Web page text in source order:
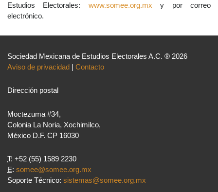
Estudios Electorales: www.somee.org.mx y por correo
electrónico.
Sociedad Mexicana de Estudios Electorales A.C. ® 2026
Aviso de privacidad | Contacto
Dirección postal
Moctezuma #34,
Colonia La Noria, Xochimilco,
México D.F. CP 16030
T: +52 (55) 1589 2230
E: somee@somee.org.mx
Soporte Técnico: sistemas@somee.org.mx